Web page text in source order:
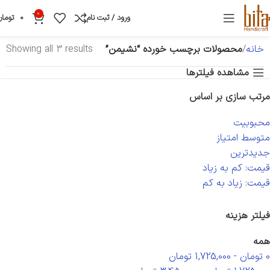
ورود / ثبت نام 0
0
خانه محصولات برچسب خورده “نشیمن”
Showing all 3 results
مشاهده فیلترها
مرتب سازی بر اساس
محبوبیت
متوسط امتیاز
جدیدترین
قیمت: کم به زیاد
قیمت: زیاد به کم
فیلتر هزینه
همه
0 تومان -
1,725,000 تومان